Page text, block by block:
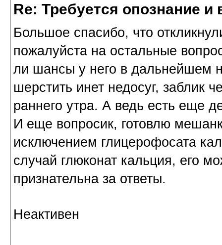
Re: Требуется опознание
Большое спасибо, что
пожалуйста на остальные
ли шансы у него в дальнейшем
шерстить инет недосуг, заблик
раннего утра. А ведь есть еще
И еще вопросик, готовлю
исключением глицерофосата
случай глюконат кальция, его
признательна за ответы.
Неактивен